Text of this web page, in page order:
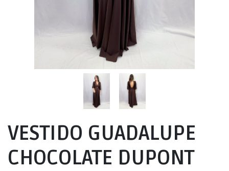
VESTIDO GUADALUPE
CHOCOLATE DUPONT